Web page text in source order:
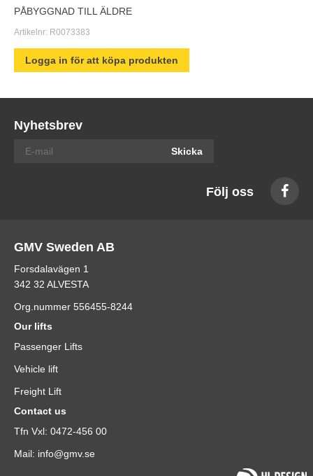
PÅBYGGNAD TILL ÄLDRE
Artikelnr: R0073383
Logga in för att köpa produkten
Nyhetsbrev
Skicka
Följ oss
GMV Sweden AB
Forsdalavägen 1
342 32 ALVESTA
Org.nummer 556455-8244
Our lifts
Passenger Lifts
Vehicle lift
Freight Lift
Contact us
Tfn Vxl: 0472-456 00
Mail: info@gmv.se